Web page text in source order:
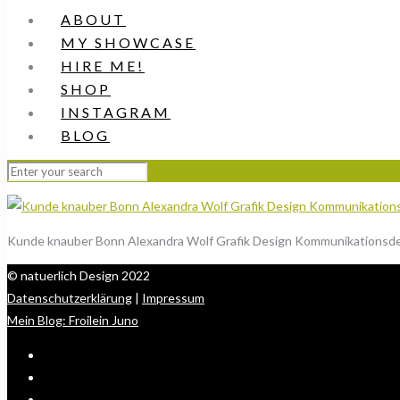
ABOUT
MY SHOWCASE
HIRE ME!
SHOP
INSTAGRAM
BLOG
Kunde knauber Bonn Alexandra Wolf Grafik Design
© natuerlich Design 2022
Datenschutzerklärung | Impressum
Mein Blog: Froilein Juno